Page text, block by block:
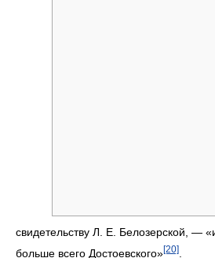
свидетельству Л. Е. Белозерской, —
больше всего Достоевского»[20]